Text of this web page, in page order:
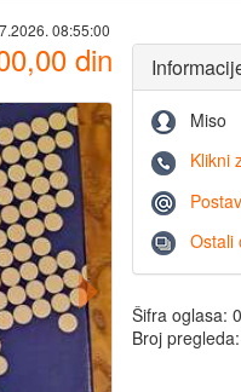
08:55:00
din
Miso
Klikni
Ostali
Šifra oglasa:
Broj